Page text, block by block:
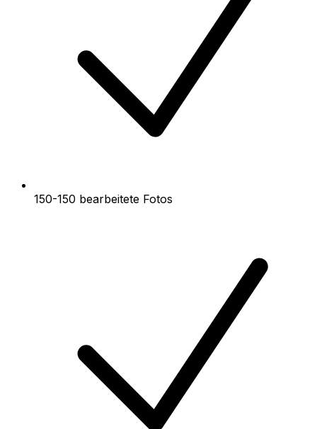
150-150 bearbeitete Fotos